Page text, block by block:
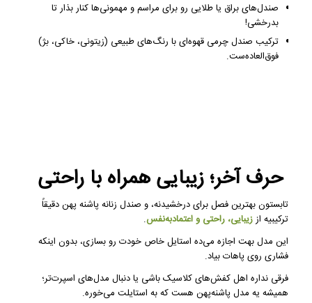
صندل‌های براق یا طلایی رو برای مراسم و مهمونی‌ها کنار بذار تا
بدرخشی!
ترکیب صندل چرمی قهوه‌ای با رنگ‌های طبیعی (زیتونی، خاکی، بژ)
فوق‌العاده‌ست.
حرف آخر؛ زیبایی همراه با راحتی
تابستون بهترین فصل برای درخشیدنه، و صندل زنانه پاشنه پهن دقیقاً
ترکیبیه اززیبایی، راحتی و اعتمادبه‌نفس.
این مدل بهت اجازه می‌ده استایل خاص خودت رو بسازی، بدون اینکه
فشاری روی پاهات بیاد.
فرقی نداره اهل کفش‌های کلاسیک باشی یا دنبال مدل‌های اسپرت‌تر؛
همیشه یه مدل پاشنه‌پهن هست که به استایلت می‌خوره.